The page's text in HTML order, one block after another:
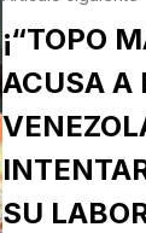
¡“TOPO
ACUSA A
SU